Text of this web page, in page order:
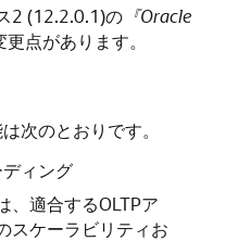
2 (12.2.0.1)の 『Oracle
点があります。
次のとおりです。
ィング
、適合するOLTPア
スケーラビリティお